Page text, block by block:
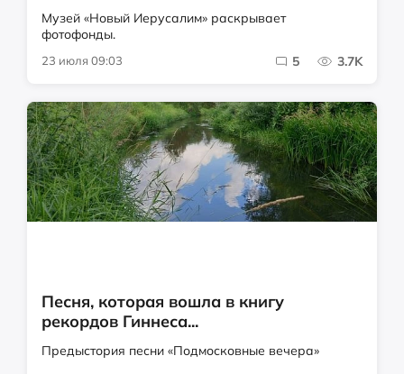
Музей «Новый Иерусалим» раскрывает
фотофонды.
23 июля 09:03 5 3.7K
Песня, которая вошла в книгу
рекордов Гиннеса...
Предыстория песни «Подмосковные вечера»